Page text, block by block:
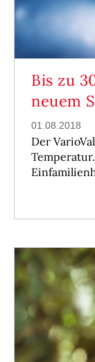
Bis zu
neuem
01.08.2018
Der VarioVal